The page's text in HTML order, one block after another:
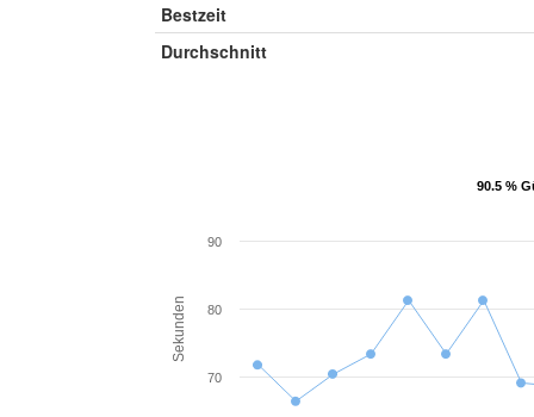
Bestzeit
Durchschnitt
90.5 %
90.5 %
Sekunden
70
80
90